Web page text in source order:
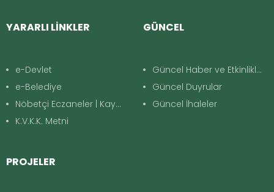
YARARLI LİNKLER
e-Devlet
e-Belediye
Nöbetçi Eczaneler | Kayapınar
K.V.K.K. Metni
GÜNCEL
Güncel Haber ve Etkinlikler
Güncel Duyrular
Güncel İhaleler
PROJELER